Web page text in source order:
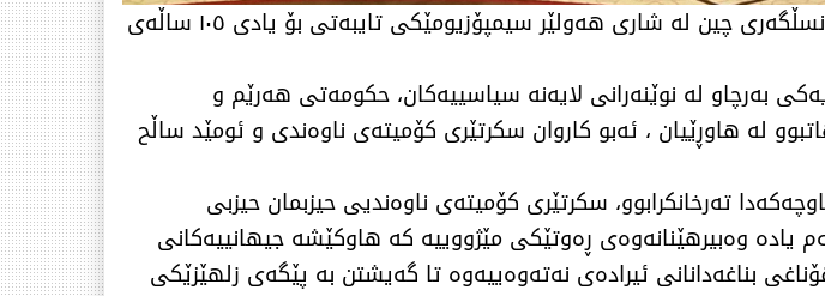
بە ئامادەبوونی سەرکونسڵی گشتیی کۆماری گەلی چین لە هەولێر، کونسڵگەری چین لە شاری هەولێر سیمپۆزیومێکی تایبەتی بۆ یادی ١٠٥ ساڵەی
ژمارەیەکی بەرچاو لە نوێنەرانی لایەنە سیاسییەکان، حکومەتی هەرێم و
لە هاوڕێیان ، ئەبو کاروان سکرتێری کۆمیتەی ناوەندی و ئومێد ساڵح
تەرخانکرابوو، سکرتێری کۆمیتەی ناوەندیی حیزبمان حیزبی
وەبیرهێنانەوەی ڕەوتێکی مێژووییە کە هاوکێشە جیهانییەکانی
بناغەدانانی ئیرادەی نەتەوەییەوە تا گەیشتن بە پێگەی زلهێزێکی